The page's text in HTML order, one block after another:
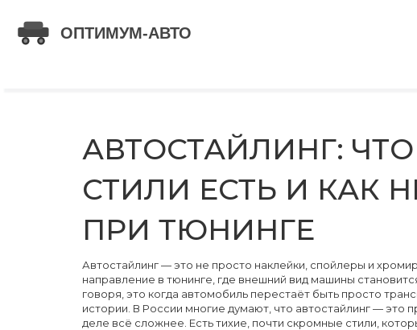
АВТОСТАЙЛИНГ:
СТИЛИ ЕСТЬ И КАК
ПРИ ТЮНИНГЕ
Автостайлинг — это не просто наклейки, спойлеры и
направление в тюнинге, где внешний вид машины
говоря, это когда автомобиль перестаёт быть просто
истории. В России многие думают, что автостайлинг —
деле всё сложнее. Есть тихие, почти скромные стили,